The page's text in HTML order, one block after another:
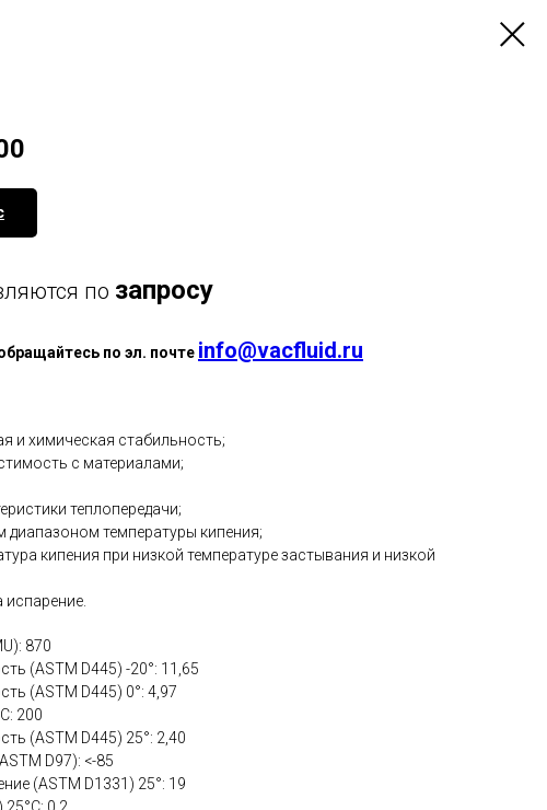
по запросу
по эл. почте info@vacfluid.ru
и химическая стабильность;
с материалами;
теплопередачи;
температуры кипения;
кипения при низкой температуре застывания и низкой
испарение.
870
(ASTM D445) -20°: 11,65
(ASTM D445) 0°: 4,97
200
(ASTM D445) 25°: 2,40
D97): <-85
(ASTM D1331) 25°: 19